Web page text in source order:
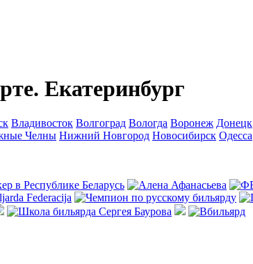
Eкатеринбург
Владивосток Волгоград Вологда Воронеж Донецк
Челны Нижний Новгород Новосибирск Одесса